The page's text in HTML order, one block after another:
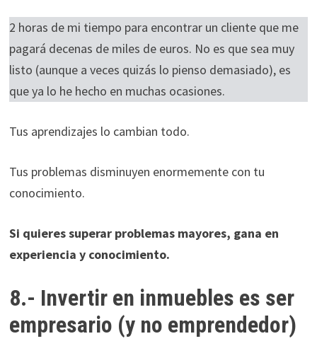
2 horas de mi tiempo para encontrar un cliente que me
pagará decenas de miles de euros. No es que sea muy
listo (aunque a veces quizás lo pienso demasiado), es
que ya lo he hecho en muchas ocasiones.
Tus aprendizajes lo cambian todo.
Tus problemas disminuyen enormemente con tu
conocimiento.
Si quieres superar problemas mayores, gana en
experiencia y conocimiento.
8.- Invertir en inmuebles es ser
empresario (y no emprendedor)